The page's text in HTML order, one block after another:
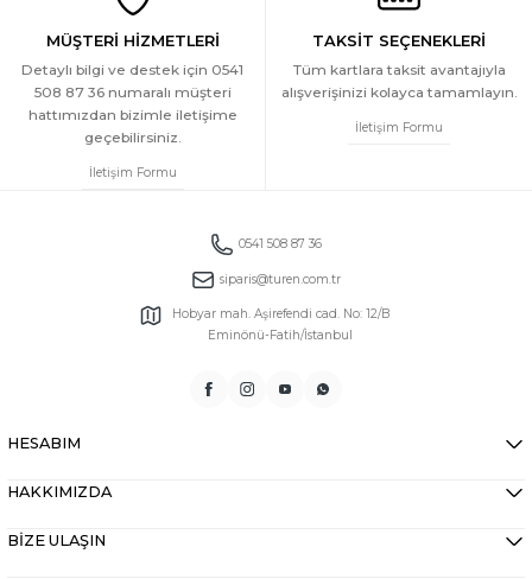
MÜŞTERİ HİZMETLERİ
Detaylı bilgi ve destek için 0541
508 87 36 numaralı müşteri
hattımızdan bizimle iletişime
geçebilirsiniz.
İletişim Formu
TAKSİT SEÇENEKLERİ
Tüm kartlara taksit avantajıyla
alışverişinizi kolayca tamamlayın.
İletişim Formu
0541 508 87 36
siparis@turen.com.tr
Hobyar mah. Aşirefendi cad. No: 12/B
Eminönü-Fatih/İstanbul
HESABIM
HAKKIMIZDA
BİZE ULAŞIN